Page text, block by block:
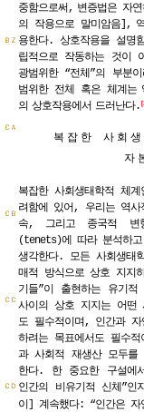
ＢＺ
ＣＡ
ＣＢ
ＣＣ
ＣＤ
중함으로써, 변증법은 자
의 작용으로 말미암음],
용한다. 상호작용을 설명
립적으로 작동하는 것이
광범위한 “전체”의 부분이
범위한 전체 혹은 체계는
의 상호작용에서 드러난다.
복잡한 사회
자
복잡한 사회생태학적 체
려함에 있어, 우리는 역
속, 그리고 종국적 변
(tenets)에 따라 분석하
생각한다. 모든 사회생태
매적 방식으로 상호 지지
기들”이 출현하는 유기
사이의 상호 지지는 어떤
도 필수적이며, 인간과
하려는 목표에서도 필수
과 사회적 재생산 모두를
한다. 한 중요한 구설에
인간의 비유기적 신체”
이] 계속했다: “인간은 자